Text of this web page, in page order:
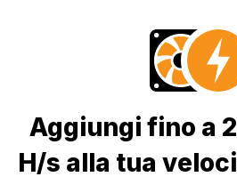
Aggiungi fino a
H/s alla tua